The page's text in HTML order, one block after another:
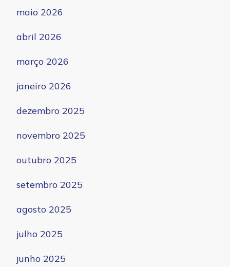
maio 2026
abril 2026
março 2026
janeiro 2026
dezembro 2025
novembro 2025
outubro 2025
setembro 2025
agosto 2025
julho 2025
junho 2025